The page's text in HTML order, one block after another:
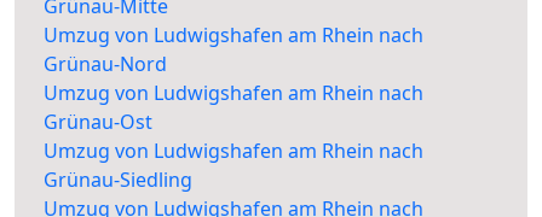
Grünau-Mitte
Umzug von Ludwigshafen am Rhein nach
Grünau-Nord
Umzug von Ludwigshafen am Rhein nach
Grünau-Ost
Umzug von Ludwigshafen am Rhein nach
Grünau-Siedling
Umzug von Ludwigshafen am Rhein nach